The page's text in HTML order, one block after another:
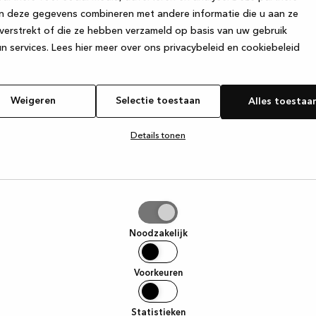
deze gegevens combineren met andere informatie die u aan ze
of die ze hebben verzameld op basis van uw gebruik
services. Lees hier meer over ons privacybeleid en cookiebeleid
Weigeren Selectie toestaan Alles
Details tonen
Noodzakelijk
Voorkeuren
Statistieken
has occurred while loadingwww.kvik.be (see the